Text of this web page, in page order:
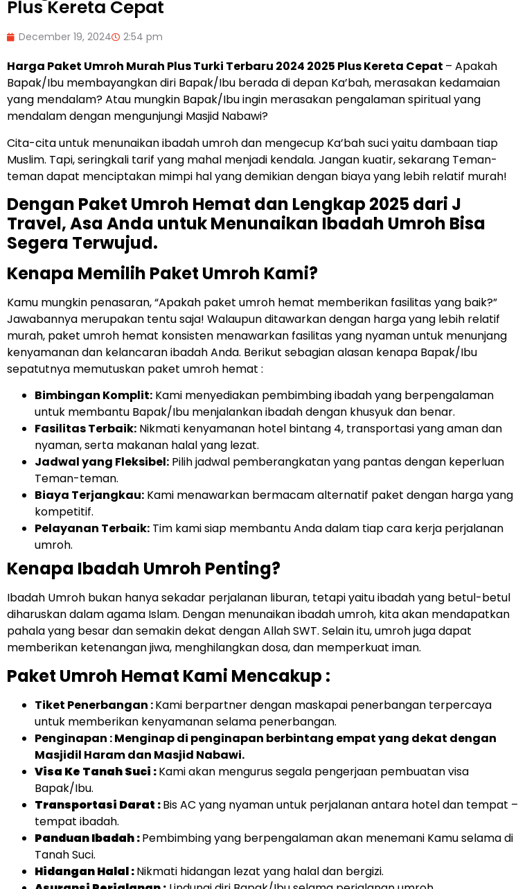
Plus Kereta Cepat
December 19, 2024 2:54 pm
Harga Paket Umroh Murah Plus Turki Terbaru 2024 2025 Plus Kereta Cepat – Apakah
Bapak/Ibu membayangkan diri Bapak/Ibu berada di depan Ka’bah, merasakan kedamaian
yang mendalam? Atau mungkin Bapak/Ibu ingin merasakan pengalaman spiritual yang
mendalam dengan mengunjungi Masjid Nabawi?
Cita-cita untuk menunaikan ibadah umroh dan mengecup Ka’bah suci yaitu dambaan tiap
Muslim. Tapi, seringkali tarif yang mahal menjadi kendala. Jangan kuatir, sekarang Teman-
teman dapat menciptakan mimpi hal yang demikian dengan biaya yang lebih relatif murah!
Dengan Paket Umroh Hemat dan Lengkap 2025 dari J
Travel, Asa Anda untuk Menunaikan Ibadah Umroh Bisa
Segera Terwujud.
Kenapa Memilih Paket Umroh Kami?
Kamu mungkin penasaran, “Apakah paket umroh hemat memberikan fasilitas yang baik?”
Jawabannya merupakan tentu saja! Walaupun ditawarkan dengan harga yang lebih relatif
murah, paket umroh hemat konsisten menawarkan fasilitas yang nyaman untuk menunjang
kenyamanan dan kelancaran ibadah Anda. Berikut sebagian alasan kenapa Bapak/Ibu
sepatutnya memutuskan paket umroh hemat :
Bimbingan Komplit: Kami menyediakan pembimbing ibadah yang berpengalaman
untuk membantu Bapak/Ibu menjalankan ibadah dengan khusyuk dan benar.
Fasilitas Terbaik: Nikmati kenyamanan hotel bintang 4, transportasi yang aman dan
nyaman, serta makanan halal yang lezat.
Jadwal yang Fleksibel: Pilih jadwal pemberangkatan yang pantas dengan keperluan
Teman-teman.
Biaya Terjangkau: Kami menawarkan bermacam alternatif paket dengan harga yang
kompetitif.
Pelayanan Terbaik: Tim kami siap membantu Anda dalam tiap cara kerja perjalanan
umroh.
Kenapa Ibadah Umroh Penting?
Ibadah Umroh bukan hanya sekadar perjalanan liburan, tetapi yaitu ibadah yang betul-betul
diharuskan dalam agama Islam. Dengan menunaikan ibadah umroh, kita akan mendapatkan
pahala yang besar dan semakin dekat dengan Allah SWT. Selain itu, umroh juga dapat
memberikan ketenangan jiwa, menghilangkan dosa, dan memperkuat iman.
Paket Umroh Hemat Kami Mencakup :
Tiket Penerbangan :Kami berpartner dengan maskapai penerbangan terpercaya
untuk memberikan kenyamanan selama penerbangan.
Penginapan : Menginap di penginapan berbintang empat yang dekat dengan
Masjidil Haram dan Masjid Nabawi.
Visa Ke Tanah Suci :Kami akan mengurus segala pengerjaan pembuatan visa
Bapak/Ibu.
Transportasi Darat :Bis AC yang nyaman untuk perjalanan antara hotel dan tempat –
tempat ibadah.
Panduan Ibadah :Pembimbing yang berpengalaman akan menemani Kamu selama di
Tanah Suci.
Hidangan Halal :Nikmati hidangan lezat yang halal dan bergizi.